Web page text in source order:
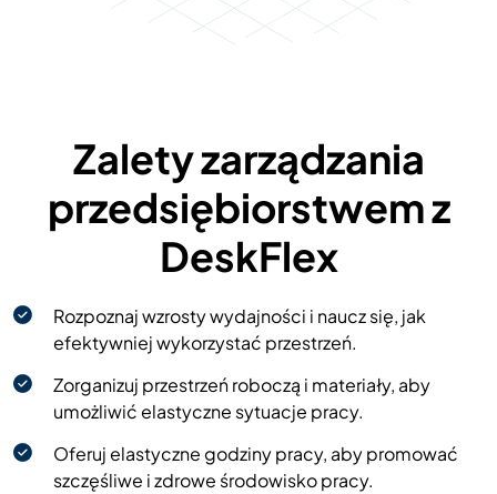
Zalety zarządzania
przedsiębiorstwem z
DeskFlex
Rozpoznaj wzrosty wydajności i naucz się, jak
efektywniej wykorzystać przestrzeń.
Zorganizuj przestrzeń roboczą i materiały, aby
umożliwić elastyczne sytuacje pracy.
Oferuj elastyczne godziny pracy, aby promować
szczęśliwe i zdrowe środowisko pracy.